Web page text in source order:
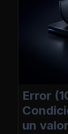
Error
un